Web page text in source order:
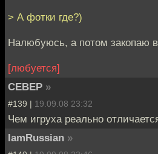
> А фотки где?)
Налюбуюсь, а потом закопаю
[любуется]
CEBEP »
#139 | 19.09.08 23:32
Чем игруха реально
IamRussian »